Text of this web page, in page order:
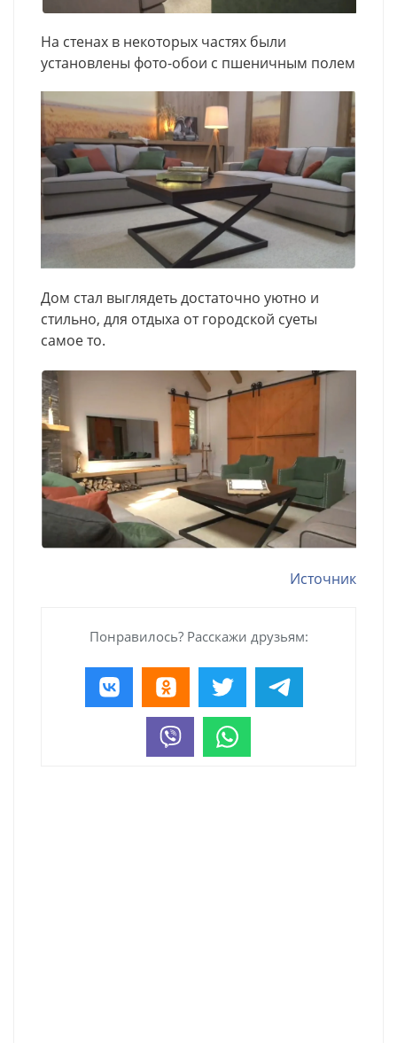
На стенах в некоторых частях были
установлены фото-обои с пшеничным полем
Дом стал выглядеть достаточно уютно и
стильно, для отдыха от городской суеты
самое то.
Источник
Понравилось? Расскажи друзьям: